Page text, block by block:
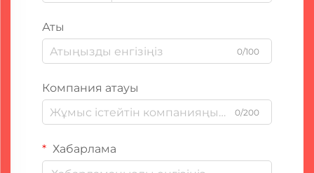
Аты
0/100
Компания атауы
0/200
Хабарлама